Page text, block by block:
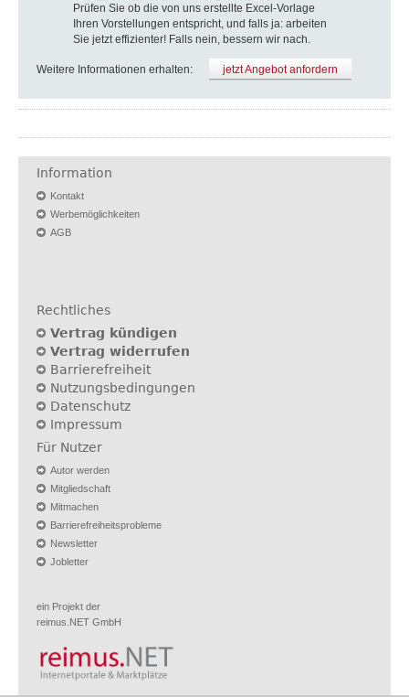
Prüfen Sie ob die von uns erstellte Excel-Vorlage
Ihren Vorstellungen entspricht, und falls ja: arbeiten
Sie jetzt effizienter! Falls nein, bessern wir nach.
Weitere Informationen erhalten: jetzt Angebot anfordern
Information
Kontakt
Werbemöglichkeiten
AGB
Rechtliches
Vertrag kündigen
Vertrag widerrufen
Barrierefreiheit
Nutzungsbedingungen
Datenschutz
Impressum
Für Nutzer
Autor werden
Mitgliedschaft
Mitmachen
Barrierefreiheitsprobleme
Newsletter
Jobletter
ein Projekt der
reimus.NET GmbH